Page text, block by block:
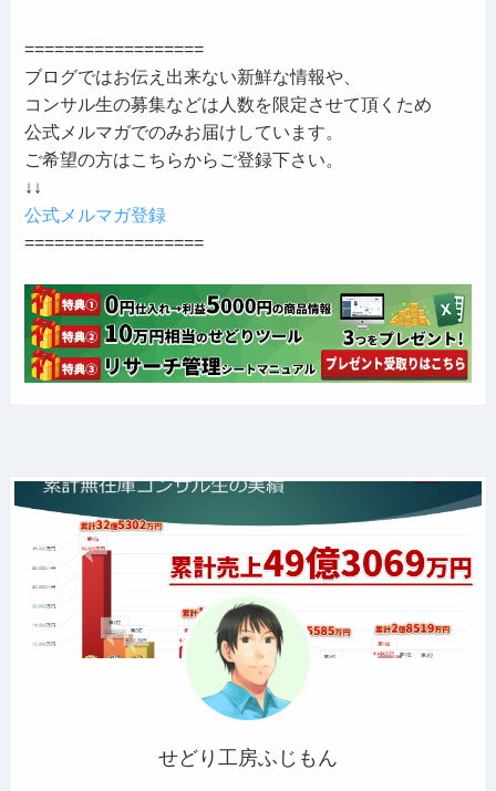
==================
ブログではお伝え出来ない新鮮な情報や、
コンサル生の募集などは人数を限定させて頂くため
公式メルマガでのみお届けしています。
ご希望の方はこちらからご登録下さい。
↓↓
公式メルマガ登録
==================
せどり工房ふじもん